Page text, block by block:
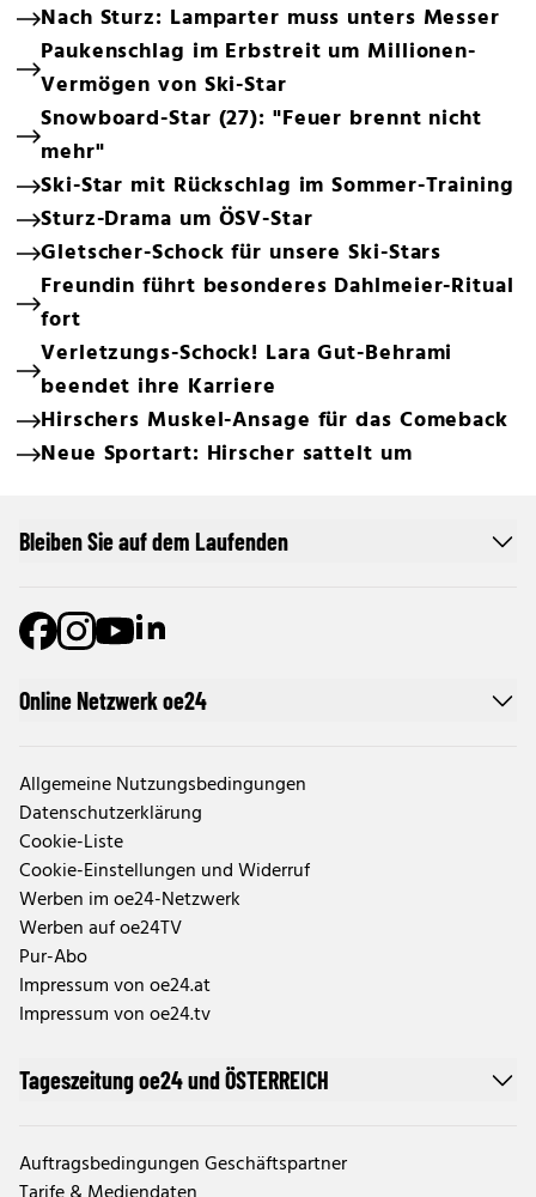
Nach Sturz: Lamparter muss unters Messer
Paukenschlag im Erbstreit um Millionen-
Vermögen von Ski-Star
Snowboard-Star (27): "Feuer brennt nicht
mehr"
Ski-Star mit Rückschlag im Sommer-Training
Sturz-Drama um ÖSV-Star
Gletscher-Schock für unsere Ski-Stars
Freundin führt besonderes Dahlmeier-Ritual
fort
Verletzungs-Schock! Lara Gut-Behrami
beendet ihre Karriere
Hirschers Muskel-Ansage für das Comeback
Neue Sportart: Hirscher sattelt um
Online Netzwerk oe24
Allgemeine Nutzungsbedingungen
Datenschutzerklärung
Cookie-Liste
Cookie-Einstellungen und Widerruf
Werben im oe24-Netzwerk
Werben auf oe24TV
Pur-Abo
Impressum von oe24.at
Impressum von oe24.tv
Tageszeitung oe24 und ÖSTERREICH
Auftragsbedingungen Geschäftspartner
Bleiben Sie auf dem Laufenden